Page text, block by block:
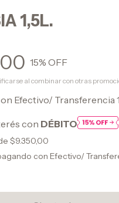
1,5L.
15% OFF
al combinar con otras
Efectivo/ Transferencia
con DÉBITO
$9.350,00
con Efectivo/